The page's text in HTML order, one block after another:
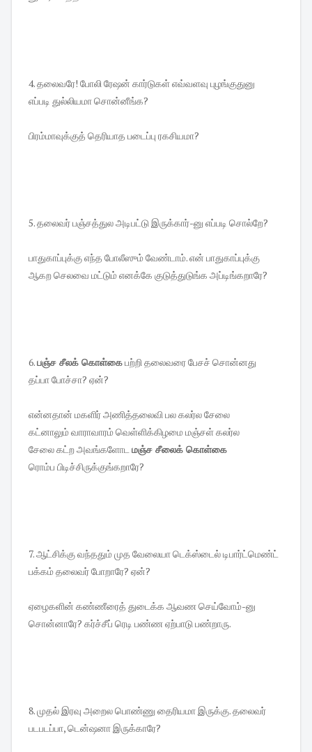
4. தலைவரே! போலி ரேஷன் கார்டுகள் எவ்வளவு புழங்குதுனு
எப்படி துல்லியமா சொன்னீங்க?
பிரம்மாவுக்குத் தெரியாத படைப்பு ரகசியமா?
5. தலைவர் பஞ்சத்துல அடிபட்டு இருக்கார்-னு எப்படி சொல்றே?
பாதுகாப்புக்கு எந்த போலீஸும் வேண்டாம். என் பாதுகாப்புக்கு
ஆகற செலவை மட்டும் எனக்கே குடுத்துடுங்க அப்டிங்கறாரே?
6.பஞ்ச சீலக் கொள்கைபற்றி தலைவரை பேசச் சொன்னது
தப்பா போச்சா? ஏன்?
என்னதான் மகளிர் அணித்தலைவி பல கலர்ல சேலை
கட்னாலும் வாராவாரம் வெள்ளிக்கிழமை மஞ்சள் கலர்ல
சேலை கட்ற அவங்களோடமஞ்ச சீலைக் கொள்கை
ரொம்ப பிடிச்சிருக்குங்கறாரே?
7. ஆட்சிக்கு வந்ததும் முத வேலையா டெக்ஸ்டைல் டிபார்ட்மெண்ட்
பக்கம் தலைவர் போறாரே? ஏன்?
ஏழைகளின் கண்ணீரைத் துடைக்க ஆவண செய்வோம்-னு
சொன்னாரே? கர்ச்சீப் ரெடி பண்ண ஏற்பாடு பண்றாரு.
8. முதல் இரவு அறைல பொண்ணு தைரியமா இருக்கு. தலைவர்
படபடப்பா, டென்ஷனா இருக்காரே?